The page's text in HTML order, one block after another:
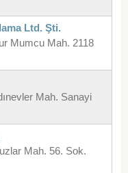
Ltd. Şti.
Mumcu Mah. 2118
Mah. Sanayi
Mah. 56. Sok.